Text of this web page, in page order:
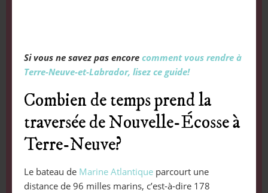
Si vous ne savez pas encore comment vous rendre à
Terre-Neuve-et-Labrador, lisez ce guide!
Combien de temps prend la
traversée de Nouvelle-Écosse à
Terre-Neuve?
Le bateau de Marine Atlantiqueparcourt une
distance de 96 milles marins, c’est-à-dire 178